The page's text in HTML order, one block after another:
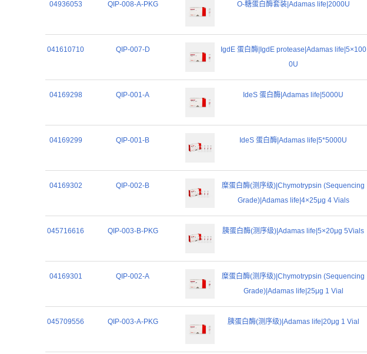
04936053 QIP-008-A-PKG O-糖蛋白酶套装|Adamas life|2000U
041610710 QIP-007-D
IgdE 蛋白酶|IgdE protease|Adamas life|5×100
0U
04169298 QIP-001-A IdeS 蛋白酶|Adamas life|5000U
04169299 QIP-001-B IdeS 蛋白酶|Adamas life|5*5000U
04169302 QIP-002-B
糜蛋白酶(测序级)|Chymotrypsin (Sequencing
Grade)|Adamas life|4×25μg 4 Vials
045716616 QIP-003-B-PKG 胰蛋白酶(测序级)|Adamas life|5×20μg 5Vials
04169301 QIP-002-A
糜蛋白酶(测序级)|Chymotrypsin (Sequencing
Grade)|Adamas life|25μg 1 Vial
045709556 QIP-003-A-PKG 胰蛋白酶(测序级)|Adamas life|20μg 1 Vial